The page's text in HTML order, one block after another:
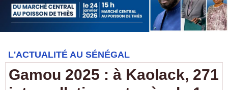
L'ACTUALITÉ AU SÉNÉGAL
Gamou 2025 : à Kaolack, 271